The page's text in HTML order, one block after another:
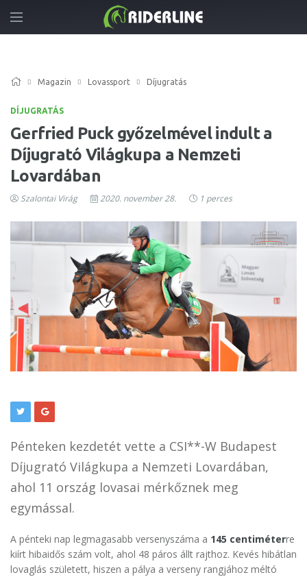
Magazin Lovassport Díjugratás
DÍJUGRATÁS
Gerfried Puck győzelmével indult a
Díjugrató Világkupa a Nemzeti
Lovardában
Szalontai Virág 2020. november 28. 1 perces
Pénteken kezdetét vette a CSI**-W Budapest
Díjugrató Világkupa a Nemzeti Lovardában,
ahol 11 ország lovasai mérkőznek meg
egymással.
A pénteki nap legmagasabb versenyszáma a 145 centiméterre
kiírt hibaidős szám volt, ahol 48 páros állt rajthoz. Kevés hibátlan
lovaglás született, hiszen a pálya a verseny rangjához méltó